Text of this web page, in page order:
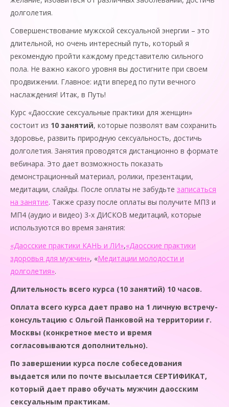
долголетия.
Совершенствование мужской сексуальной энергии – это
длительной, но очень интересный путь, который я
рекомендую пройти каждому представителю сильного
пола. Не важно какого уровня вы достигните при своем
продвижении. Главное: идти вперед по пути вечного
наслаждения! Итак, в Путь!
Курс «Даосские сексуальные практики для женщин»
состоит из 10 занятий, которые позволят вам сохранить
здоровье, развить природную сексуальность, достичь
долголетия. Занятия проводятся дистанционно в формате
вебинара. Это дает возможность показать
демонстрационный материал, ролики, презентации,
медитации, слайды. После оплаты не забудьте записаться
на занятие. Также сразу после оплаты вы получите МП3 и
МП4 (аудио и видео) 3-х ДИСКОВ медитаций, которые
используются во время занятия:
«Даосские практики КАНЬ и ЛИ»,«Даосские практики
здоровья для мужчин», «Медитации молодости и
долголетия».
Длительность всего курса (10 занятий) 10 часов.
Оплата всего курса дает право на 1 личную встречу-
консультацию с Ольгой Панковой на территории г.
Москвы (конкретное место и время
согласовываются дополнительно).
По завершении курса после собеседования
выдается или по почте высылается СЕРТИФИКАТ,
который дает право обучать мужчин даосским
сексуальным практикам.